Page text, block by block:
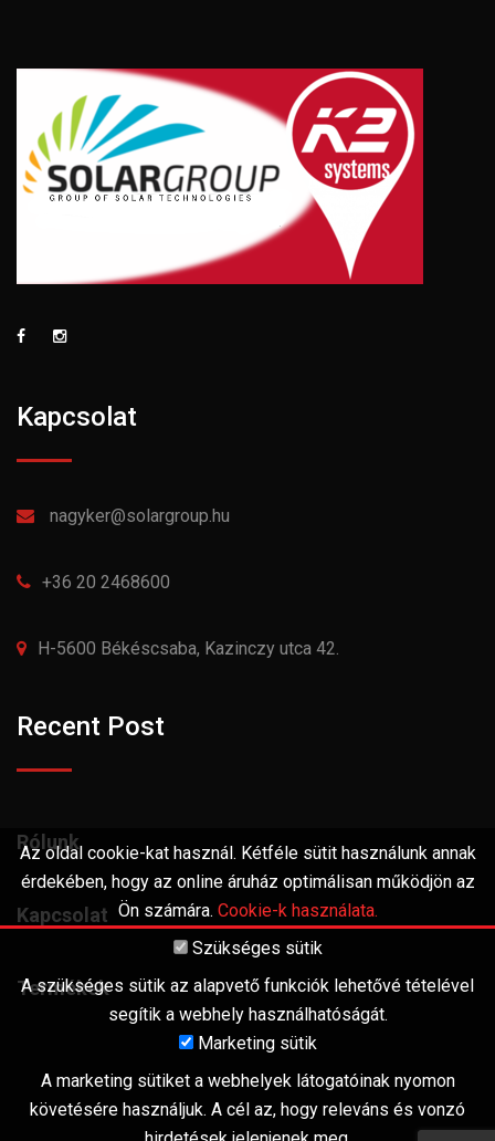
Kapcsolat
nagyker@solargroup.hu
+36 20 2468600
H-5600 Békéscsaba, Kazinczy utca 42.
Recent Post
Rólunk
Kapcsolat
Termékek
Az oldal cookie-kat használ. Kétféle sütit használunk annak
érdekében, hogy az online áruház optimálisan működjön az
Ön számára. Cookie-k használata.
Szükséges sütik
A szükséges sütik az alapvető funkciók lehetővé tételével
segítik a webhely használhatóságát.
Marketing sütik
A marketing sütiket a webhelyek látogatóinak nyomon
követésére használjuk. A cél az, hogy releváns és vonzó